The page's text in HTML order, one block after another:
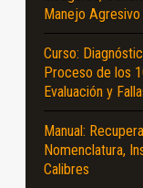
Manejo Agresivo
Curso:
Proceso de los
Evaluación y
Manual:
Nomenclatura,
Calibres